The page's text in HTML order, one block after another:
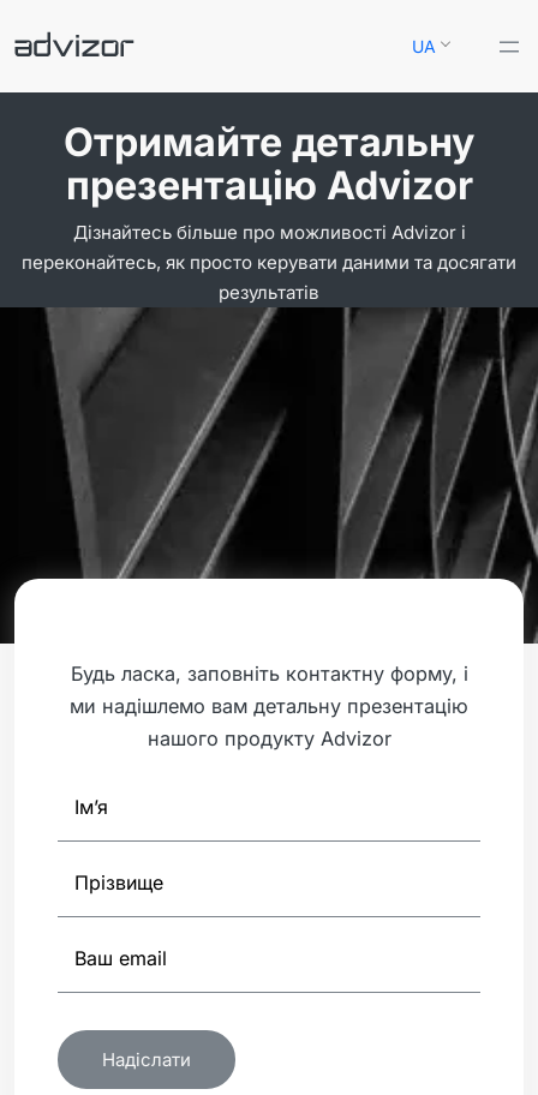
Перейти
вмісту
UA
Отримайте детальну
презентацію Advizor
Дізнайтесь більше про можливості Advizor і
переконайтесь, як просто керувати даними та досягати
результатів
Будь ласка, заповніть контактну форму, і
ми надішлемо вам детальну презентацію
нашого продукту Advizor